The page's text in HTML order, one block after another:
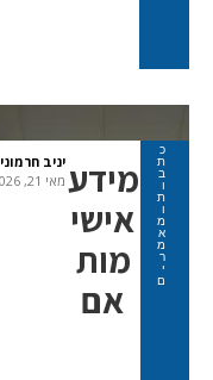
כ
ת
ב
ו
ת
ו
מ
א
מ
ר
י
ם
מידע
אישי
מות
אם
יניב חרמוני
מאי 21, 2026